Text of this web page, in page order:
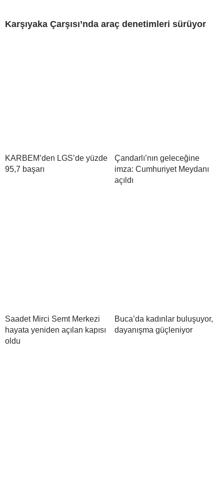
Karşıyaka Çarşısı’nda araç denetimleri sürüyor
KARBEM’den LGS’de yüzde
95,7 başarı
Çandarlı’nın geleceğine
imza: Cumhuriyet Meydanı
açıldı
Saadet Mirci Semt Merkezi
hayata yeniden açılan kapısı
oldu
Buca’da kadınlar buluşuyor,
dayanışma güçleniyor